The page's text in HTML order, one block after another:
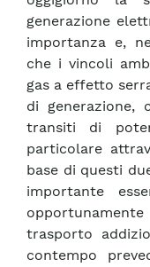
generazione
importanza e,
che i vincoli
gas a effetto
di generazione,
transiti di
particolare
base di questi
importante
trasporto
contempo